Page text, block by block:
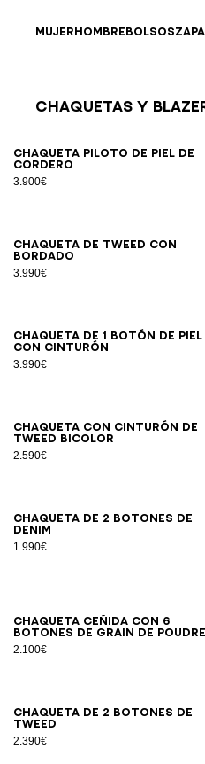
MUJERHOMBREBOLSOS
Chaquetas Y
Chaqueta piloto de piel de
cordero
3.900€
3436 384042
Chaqueta de tweed con
bordado
3.990€
343638 4042
Chaqueta de 1 botón de piel
con cinturón
3.990€
34363840 424446
Chaqueta con cinturón de
tweed bicolor
2.590€
3436384042
Chaqueta de 2 botones de
denim
1.990€
343638404244
Chaqueta ceñida con 6
botones de grain de poudre
2.100€
3436 384042
Chaqueta de 2 botones de
tweed
2.390€
343638404244